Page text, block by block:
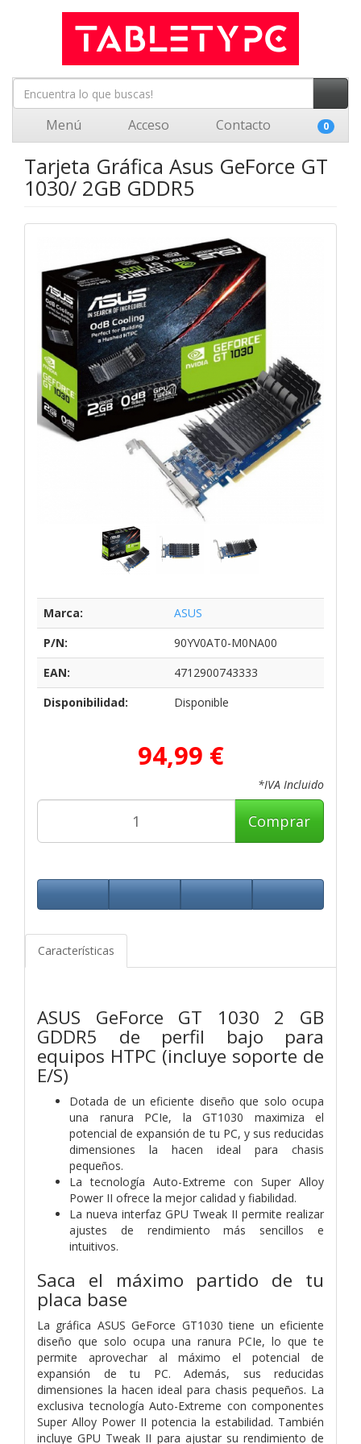
Menú Acceso Contacto 0
Tarjeta Gráfica Asus GeForce GT
1030/ 2GB GDDR5
Marca:
ASUS
P/N:
90YV0AT0-M0NA00
EAN:
4712900743333
Disponibilidad:
Disponible
94,99 €
*IVA Incluido
Comprar
Características
ASUS GeForce GT 1030 2 GB
GDDR5 de perfil bajo para
equipos HTPC (incluye soporte de
E/S)
Dotada de un eficiente diseño que solo ocupa
una ranura PCIe, la GT1030 maximiza el
potencial de expansión de tu PC, y sus reducidas
dimensiones la hacen ideal para chasis
pequeños.
La tecnología Auto-Extreme con Super Alloy
Power II ofrece la mejor calidad y fiabilidad.
La nueva interfaz GPU Tweak II permite realizar
ajustes de rendimiento más sencillos e
intuitivos.
Saca el máximo partido de tu
placa base
La gráfica ASUS GeForce GT1030 tiene un eficiente
diseño que solo ocupa una ranura PCIe, lo que te
permite aprovechar al máximo el potencial de
expansión de tu PC. Además, sus reducidas
dimensiones la hacen ideal para chasis pequeños. La
exclusiva tecnología Auto-Extreme con componentes
Super Alloy Power II potencia la estabilidad. También
incluye GPU Tweak II para ajustar su rendimiento de